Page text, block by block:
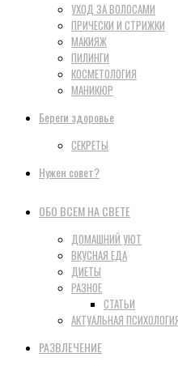
УХОД ЗА ВОЛОСАМИ
ПРИЧЕСКИ И СТРИЖКИ
МАКИЯЖ
ПИЛИНГИ
КОСМЕТОЛОГИЯ
МАНИКЮР
Береги здоровье
СЕКРЕТЫ
Нужен совет?
ОБО ВСЕМ НА СВЕТЕ
ДОМАШНИЙ УЮТ
ВКУСНАЯ ЕДА
ДИЕТЫ
РАЗНОЕ
СТАТЬИ
АКТУАЛЬНАЯ
РАЗВЛЕЧЕНИЕ